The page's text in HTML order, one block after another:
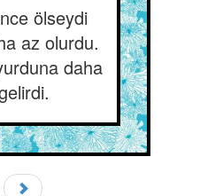
ölseydi
az olurdu.
daha